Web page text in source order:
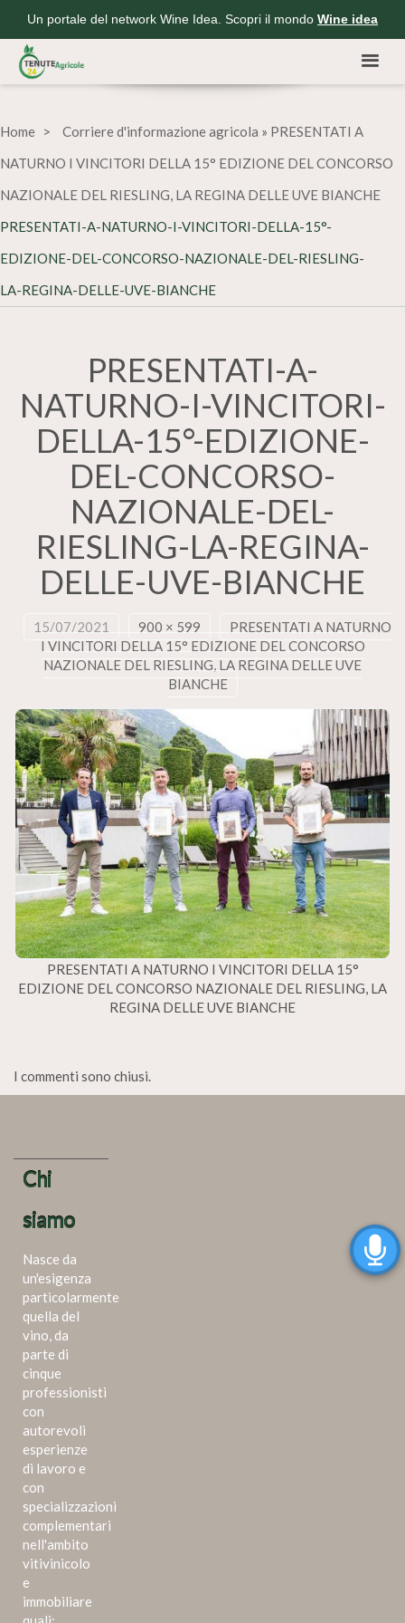
Un portale del network Wine Idea. Scopri il mondo Wine idea
Home Corriere d'informazione agricola » PRESENTATI A
NATURNO I VINCITORI DELLA 15° EDIZIONE DEL CONCORSO
NAZIONALE DEL RIESLING, LA REGINA DELLE UVE BIANCHE
PRESENTATI-A-NATURNO-I-VINCITORI-DELLA-15°-
EDIZIONE-DEL-CONCORSO-NAZIONALE-DEL-RIESLING-
LA-REGINA-DELLE-UVE-BIANCHE
PRESENTATI-A-
NATURNO-I-VINCITORI-
DELLA-15°-EDIZIONE-
DEL-CONCORSO-
NAZIONALE-DEL-
RIESLING-LA-REGINA-
DELLE-UVE-BIANCHE
15/07/2021 900 × 599
PRESENTATI A NATURNO
I VINCITORI DELLA 15° EDIZIONE DEL CONCORSO
NAZIONALE DEL RIESLING, LA REGINA DELLE UVE
BIANCHE
PRESENTATI A NATURNO I VINCITORI DELLA 15°
EDIZIONE DEL CONCORSO NAZIONALE DEL RIESLING, LA
REGINA DELLE UVE BIANCHE
I commenti sono chiusi.
Chi
siamo
Nasce da
un'esigenza
particolarmente
quella del
vino, da
parte di
cinque
professionisti
con
autorevoli
esperienze
di lavoro e
con
specializzazioni
complementari
nell'ambito
vitivinicolo
e
immobiliare